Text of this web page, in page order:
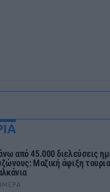
από 45.000 διελεύσεις
Μαζική άφιξη